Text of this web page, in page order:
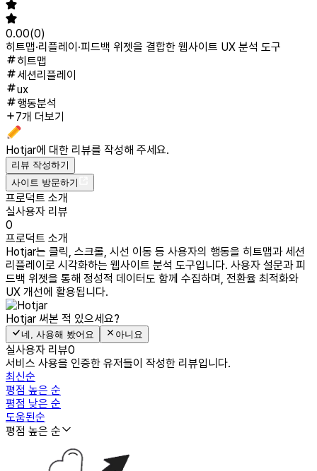
0.00(0)
히트맵·리플레이·피드백 위젯을 결합한 웹사이트 UX 분석 도구
히트맵
세션리플레이
ux
행동분석
7개 더보기
Hotjar에 대한 리뷰를 작성해 주세요.
리뷰 작성하기
사이트 방문하기
프로덕트 소개
실사용자 리뷰
0
프로덕트 소개
Hotjar는 클릭, 스크롤, 시선 이동 등 사용자의 행동을 히트맵과 세션
리플레이로 시각화하는 웹사이트 분석 도구입니다. 사용자 설문과 피
드백 위젯을 통해 정성적 데이터도 함께 수집하며, 전환율 최적화와
UX 개선에 활용됩니다.
Hotjar 써본 적 있으세요?
네, 사용해 봤어요 아니요
실사용자 리뷰0
서비스 사용을 인증한 유저들이 작성한 리뷰입니다.
최신순
평점 높은 순
평점 낮은 순
도움된순
평점 높은 순